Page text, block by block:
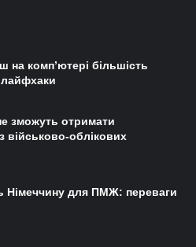
на комп’ютері більшість
лайфхаки
зможуть отримати
військово-облікових
Німеччину для ПМЖ: переваги